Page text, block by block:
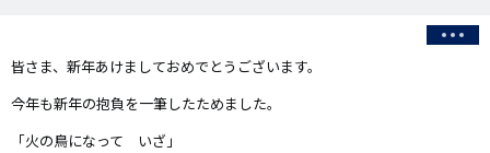
皆さま、新年あけましておめでとうございます。
今年も新年の抱負を一筆したためました。
「火の鳥になって いざ」